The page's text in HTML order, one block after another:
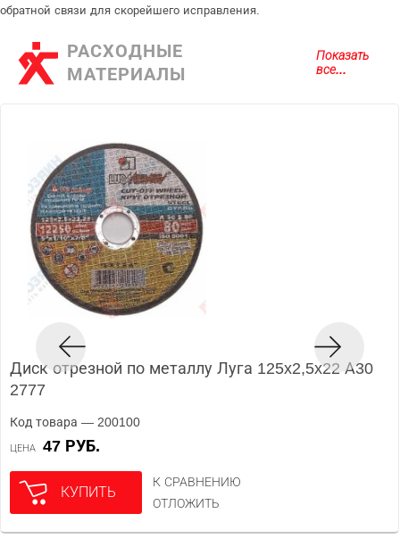
обратной связи для скорейшего исправления.
РАСХОДНЫЕ
МАТЕРИАЛЫ
Показать
все...
Диск отрезной по металлу Луга 125x2,5x22 А30
2777
Код товара — 200100
ЦЕНА 47 РУБ.
КУПИТЬ
К СРАВНЕНИЮ
ОТЛОЖИТЬ